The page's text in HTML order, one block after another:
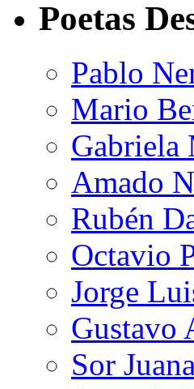
Poetas
Pablo
Mario
Gabriela
Amado
Rubén
Octavio
Jorge
Gustavo
Sor Juana